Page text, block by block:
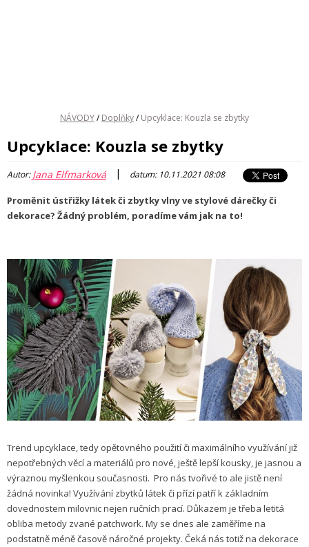
NÁVODY/ Doplňky/ Upcyklace: Kouzla se zbytky
Upcyklace: Kouzla se zbytky
Autor:Jana Elfmarková | datum: 10.11.2021 08:08
Proměnit ústřižky látek či zbytky vlny ve stylové dárečky či
dekorace? Žádný problém, poradíme vám jak na to!
Trend upcyklace, tedy opětovného použití či maximálního využívání již
nepotřebných věcí a materiálů pro nové, ještě lepší kousky, je jasnou a
výraznou myšlenkou současnosti. Pro nás tvořivé to ale jistě není
žádná novinka! Využívání zbytků látek či přízí patří k základním
dovednostem milovnic nejen ručních prací. Důkazem je třeba letitá
obliba metody zvané patchwork. My se dnes ale zaměříme na
podstatně méně časově náročné projekty. Čeká nás totiž na dekorace